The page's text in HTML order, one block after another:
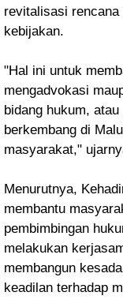
revitalisasi
kebijakan.
"Hal ini untuk
mengadvokasi
bidang hukum,
berkembang di
masyarakat,"
Menurutnya,
membantu
pembimbingan
melakukan
membangun
keadilan terhadap